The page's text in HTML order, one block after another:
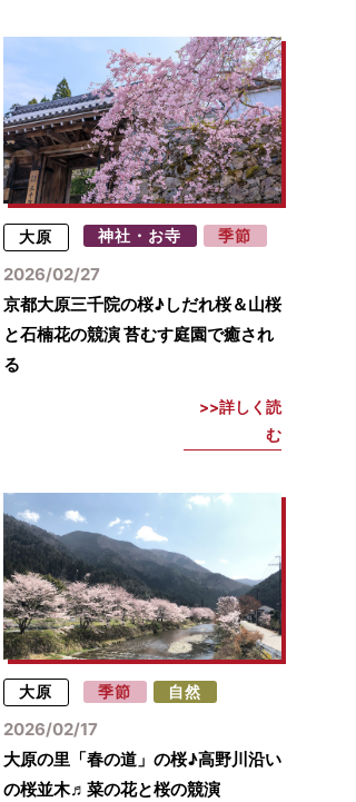
大原 神社・お寺 季節
2026/02/27
京都大原三千院の桜♪しだれ桜＆山桜
と石楠花の競演 苔むす庭園で癒され
る
詳しく読
む
大原 季節 自然
2026/02/17
大原の里「春の道」の桜♪高野川沿い
の桜並木♬菜の花と桜の競演